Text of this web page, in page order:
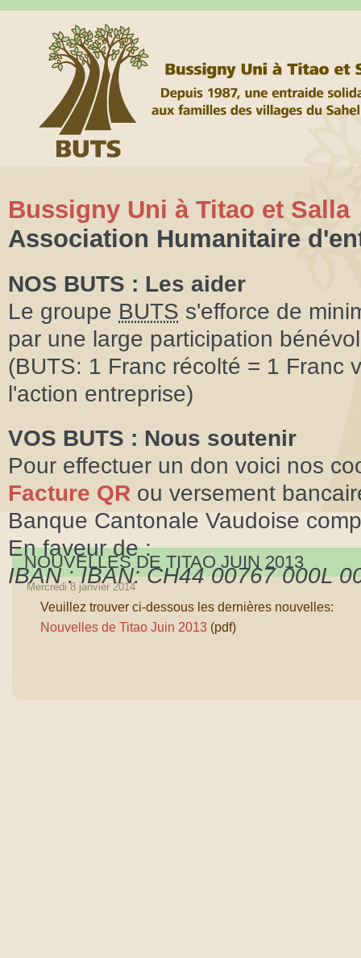
Bussigny Uni à Titao et Salla
Association Humanitaire
NOS BUTS : Les aider
Le groupe BUTS s'efforce de
par une large participation
(BUTS: 1 Franc récolté = 1 Franc
l'action entreprise)
VOS BUTS : Nous soutenir
Pour effectuer un don voici nos
Facture QR ou versement
Banque Cantonale Vaudoise
En faveur de :
IBAN : IBAN: CH44 00767 000L
BIC/SWIFT: BCV L CH2lXX
L 0012.09.95 Assoc. Bussig.uni
NOUVELLES DE TITAO JUIN 2013
Mercredi 8 janvier 2014
Veuillez trouver ci-dessous les dernières nouvelles:
Nouvelles de Titao Juin 2013 (pdf)